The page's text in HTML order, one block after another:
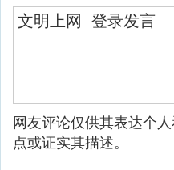
网友评论仅供其表达个
点或证实其描述。